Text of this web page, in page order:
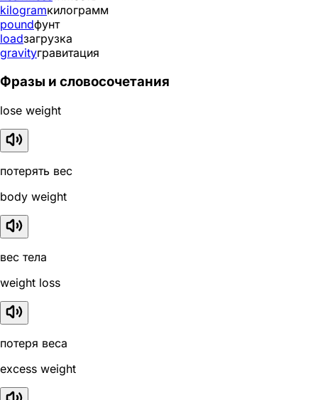
kilogramкилограмм
poundфунт
loadзагрузка
gravityгравитация
Фразы и словосочетания
lose weight
потерять вес
body weight
вес тела
weight loss
потеря веса
excess weight